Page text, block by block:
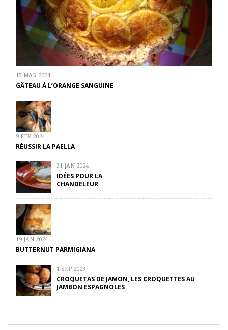
15 MAR 2024
GÂTEAU À L’ORANGE SANGUINE
9 FÉV 2024
RÉUSSIR LA PAELLA
31 JAN 2024
IDÉES POUR LA
CHANDELEUR
19 JAN 2024
BUTTERNUT PARMIGIANA
1 SEP 2023
CROQUETAS DE JAMON, LES CROQUETTES AU
JAMBON ESPAGNOLES